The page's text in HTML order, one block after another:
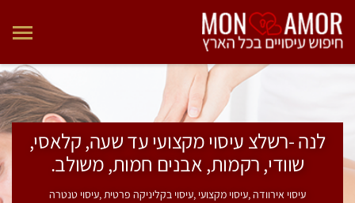
לנה -רשלצ עיסוי מקצועי עד שעה, קלאסי,
שוודי, רקמות, אבנים חמות, משולב.
עיסוי אירוודה ,עיסוי מקצועי ,עיסוי בקליניקה פרטית ,עיסוי טנטרה